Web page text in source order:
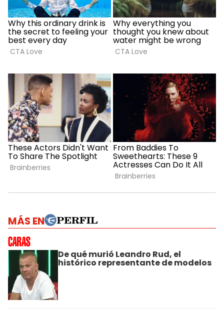
MÁS EN
De qué murió Leandro Rud, el
histórico representante de modelos